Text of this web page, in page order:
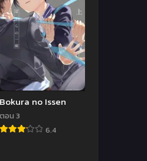
Bokura no Issen
ตอน 3
6.4